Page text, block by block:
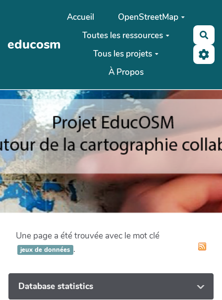
Aller au contenu principal
educosm
Accueil
OpenStreetMap
Toutes les ressources
Tous les projets
À Propos
Une page a été trouvée avec le mot clé
jeux de données .
Database statistics